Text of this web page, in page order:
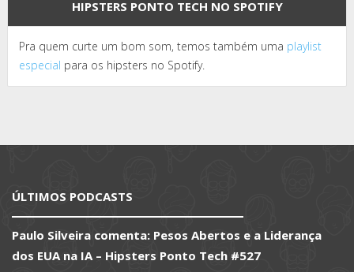
HIPSTERS PONTO TECH NO SPOTIFY
Pra quem curte um bom som, temos também uma playlist
especial para os hipsters no Spotify.
ÚLTIMOS PODCASTS
Paulo Silveira comenta: Pesos Abertos e a Liderança
dos EUA na IA – Hipsters Ponto Tech #527